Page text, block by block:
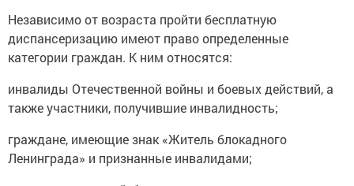
Независимо от возраста пройти бесплатную
диспансеризацию имеют право определенные
категории граждан. К ним относятся:
инвалиды Отечественной войны и боевых действий, а
также участники, получившие инвалидность;
граждане, имеющие знак «Житель блокадного
Ленинграда» и признанные инвалидами;